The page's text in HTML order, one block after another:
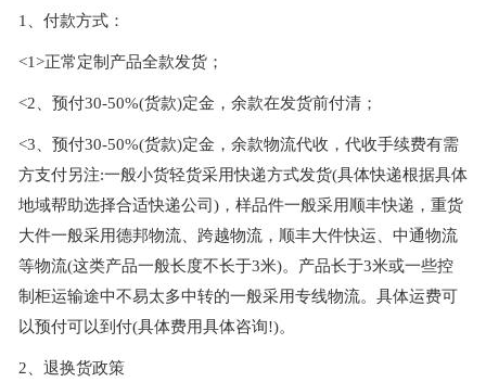
1、付款方式：
<1>正常定制产品全款发货；
<2、预付30-50%(货款)定金，余款在发货前付清；
<3、预付30-50%(货款)定金，余款物流代收，代收手续费有需
方支付另注:一般小货轻货采用快递方式发货(具体快递根据具体
地域帮助选择合适快递公司)，样品件一般采用顺丰快递，重货
大件一般采用德邦物流、跨越物流，顺丰大件快运、中通物流
等物流(这类产品一般长度不长于3米)。产品长于3米或一些控
制柜运输途中不易太多中转的一般采用专线物流。具体运费可
以预付可以到付(具体费用具体咨询!)。
2、退换货政策